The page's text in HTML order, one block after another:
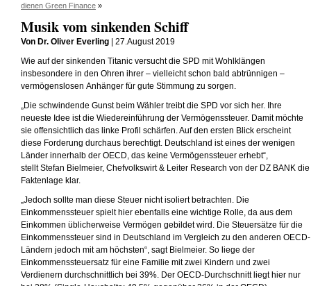
dienen Green Finance »
Musik vom sinkenden Schiff
Von Dr. Oliver Everling | 27.August 2019
Wie auf der sinkenden Titanic versucht die SPD mit Wohlklängen
insbesondere in den Ohren ihrer – vielleicht schon bald abtrünnigen –
vermögenslosen Anhänger für gute Stimmung zu sorgen.
„Die schwindende Gunst beim Wähler treibt die SPD vor sich her. Ihre
neueste Idee ist die Wiedereinführung der Vermögenssteuer. Damit möchte
sie offensichtlich das linke Profil schärfen. Auf den ersten Blick erscheint
diese Forderung durchaus berechtigt. Deutschland ist eines der wenigen
Länder innerhalb der OECD, das keine Vermögenssteuer erhebt“,
stellt Stefan Bielmeier, Chefvolkswirt & Leiter Research von der DZ BANK die
Faktenlage klar.
„Jedoch sollte man diese Steuer nicht isoliert betrachten. Die
Einkommenssteuer spielt hier ebenfalls eine wichtige Rolle, da aus dem
Einkommen üblicherweise Vermögen gebildet wird. Die Steuersätze für die
Einkommenssteuer sind in Deutschland im Vergleich zu den anderen OECD-
Ländern jedoch mit am höchsten“, sagt Bielmeier. So liege der
Einkommenssteuersatz für eine Familie mit zwei Kindern und zwei
Verdienern durchschnittlich bei 39%. Der OECD-Durchschnitt liegt hier nur